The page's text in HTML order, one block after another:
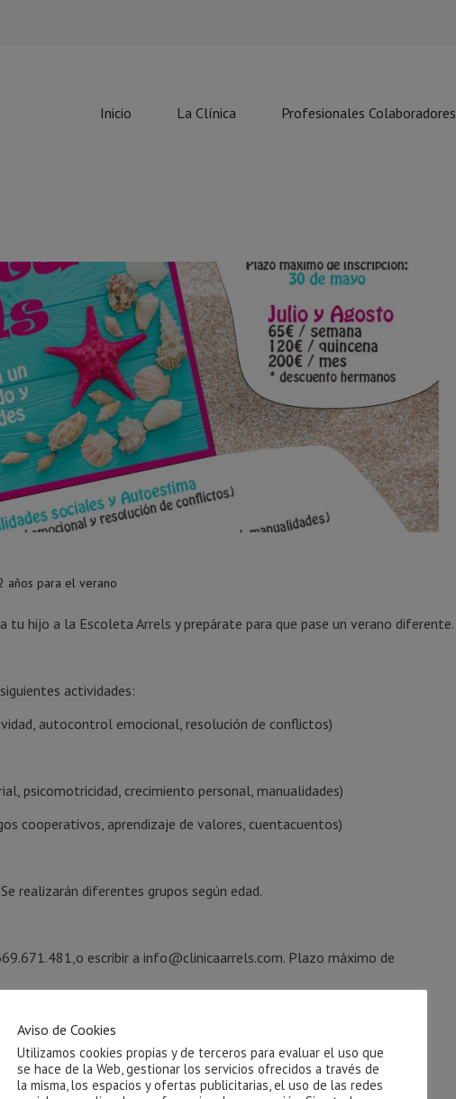
Inicio La Clínica Profesionales Colaboradores
años para el verano
tu hijo a la Escoleta Arrels y prepárate para que pase un verano diferente.
actividades:
autocontrol emocional, resolución de conflictos)
psicomotricidad, crecimiento personal, manualidades)
cooperativos, aprendizaje de valores, cuentacuentos)
realizarán diferentes grupos según edad.
escribir a info@clinicaarrels.com. Plazo máximo de
Aviso de Cookies
Utilizamos cookies propias y de terceros para evaluar el uso que
se hace de la Web, gestionar los servicios ofrecidos a través de
la misma, los espacios y ofertas publicitarias, el uso de las redes